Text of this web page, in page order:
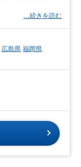
…続きを読む
広島県 福岡県